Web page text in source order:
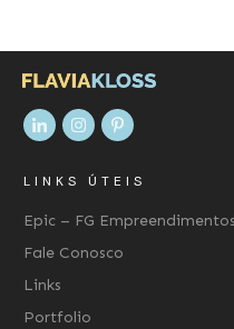
LINKS ÚTEIS
Epic – FG Empreendimentos
Fale Conosco
Links
Portfolio